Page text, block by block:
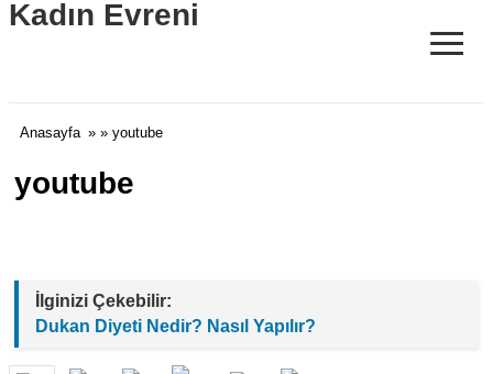
Kadın Evreni ≡
Anasayfa » » youtube
youtube
İlginizi Çekebilir:
Dukan Diyeti Nedir? Nasıl Yapılır?